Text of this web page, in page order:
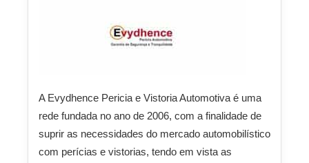
A Evydhence Pericia e Vistoria Automotiva é uma
rede fundada no ano de 2006, com a finalidade de
suprir as necessidades do mercado automobilístico
com perícias e vistorias, tendo em vista as